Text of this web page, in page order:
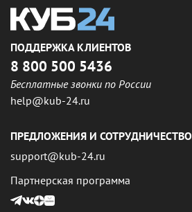
ПОДДЕРЖКА КЛИЕНТОВ
8 800 500 5436
Бесплатные звонки по России
help@kub-24.ru
ПРЕДЛОЖЕНИЯ И СОТРУДНИЧЕСТВО
support@kub-24.ru
Партнерская программа